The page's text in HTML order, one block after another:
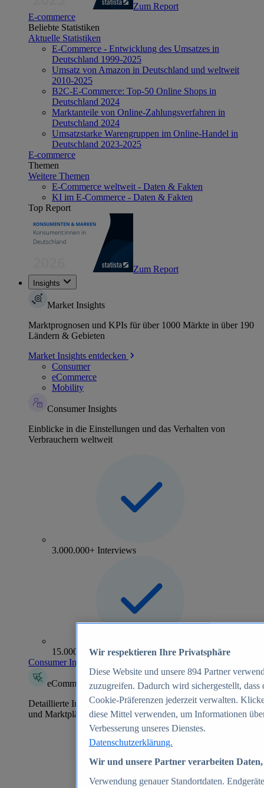
Zum Report
E-commerce
Beliebte Statistiken
Aktuelle Statistiken
E-Commerce - Entwicklung des Umsatzes in
Deutschland 1999-2025
Umsatz von Amazon in Deutschland und weltweit
2010-2025
B2C-E-Commerce: Top-50 Online Shops in
Deutschland 2024
Marktanteile von Online-Zahlungsverfahren in
Deutschland 2024
Umsatzstarke Warengruppen im Online-Handel in
Deutschland 2023-2025
E-commerce
Themen
Weitere Themen
E-Commerce weltweit - Daten & Fakten
KI im E-Commerce - Daten & Fakten
Top Report
Zum Report
Insights
Market Insights
Marktprognosen und KPIs für über 1000 Märkte in über 190
Ländern & Gebieten
Market Insights entdecken
Consumer
eCommerce
Mobility
Consumer Insights
Einblicke in die Einstellungen und das Verhalten von
Verbrauchern weltweit
3.000.000+ Interviews
15.000+ Marken
Consumer Insights entdecken
eCommerce Insights
Detaillierte Informationen zu mehr als 39.000 Online-Shops
und Marktplätzen
Wir respektieren Ihre Privatsphäre
Diese Website und unsere 894 Partner
zuzugreifen. Dadurch wird sichergestellt,
Cookie-Präferenzen jederzeit verwalten.
diese Mittel verwenden, um Informationen
Verbesserung unseres Dienstes.
Datenschutzerklärung.
Wir und unsere Partner verarbeiten
Verwendung genauer Standortdaten.